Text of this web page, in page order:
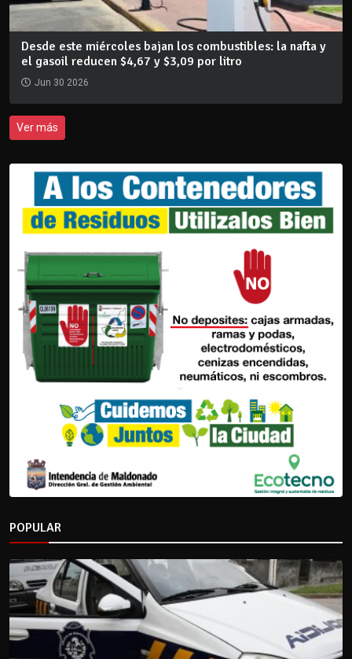
Desde este miércoles bajan los combustibles: la nafta y
el gasoil reducen $4,67 y $3,09 por litro
Jun 30 2026
Ver más
POPULAR